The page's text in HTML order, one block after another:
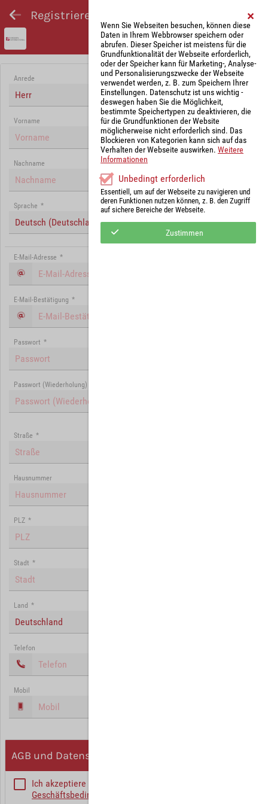
Registrieren und Angebot abgeben
Anrede
Herr
Vorname
Nachname
Sprache *
Deutsch (Deutschland)
E-Mail-Adresse *
E-Mail-Bestätigung *
Passwort *
Passwort (Wiederholung)
Straße *
Hausnummer
PLZ *
Stadt *
Land *
Deutschland
Telefon
Mobil
AGB und Datenschutz
Ich akzeptiere die
Geschäftsbedingungen
Wenn Sie Webseiten besuchen, können diese
Daten in Ihrem Webbrowser speichern oder
abrufen. Dieser Speicher ist meistens für die
Grundfunktionalität der Webseite erforderlich,
oder der Speicher kann für Marketing-, Analyse-
und Personalisierungszwecke der Webseite
verwendet werden, z. B. zum Speichern Ihrer
Einstellungen. Datenschutz ist uns wichtig -
deswegen haben Sie die Möglichkeit,
bestimmte Speichertypen zu deaktivieren, die
für die Grundfunktionen der Website
möglicherweise nicht erforderlich sind. Das
Blockieren von Kategorien kann sich auf das
Verhalten der Webseite auswirken. Weitere
Informationen
Unbedingt erforderlich
Essentiell, um auf der Webseite zu navigieren und
deren Funktionen nutzen können, z. B. den Zugriff
auf sichere Bereiche der Webseite.
Zustimmen